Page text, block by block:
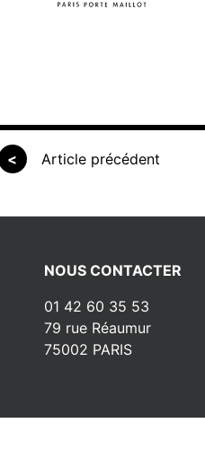
< Article précédent
NOUS CONTACTER
01 42 60 35 53
79 rue Réaumur
75002 PARIS